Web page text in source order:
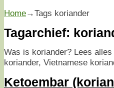
Home→Tags koriander
Tagarchief:
Was is koriander? Lees
koriander, Vietnamese
Ketoembar